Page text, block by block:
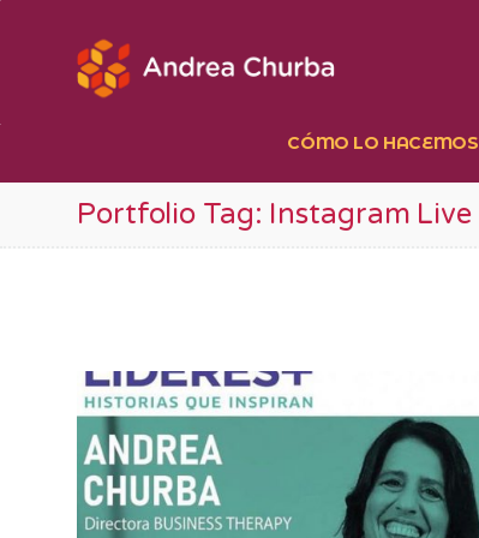
contenido
CÓMO LO HACEMOS
Portfolio Tag: Instagram Live